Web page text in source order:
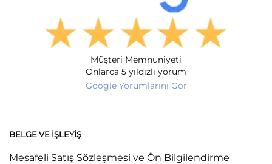
Müşteri Memnuniyeti
Onlarca 5 yıldızlı yorum
Google Yorumlarını Gör
BELGE VE İŞLEYIŞ
Mesafeli Satış Sözleşmesi ve Ön Bilgilendirme